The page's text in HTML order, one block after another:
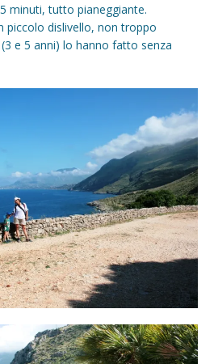
minuti, tutto pianeggiante.
piccolo dislivello, non troppo
e 5 anni) lo hanno fatto senza